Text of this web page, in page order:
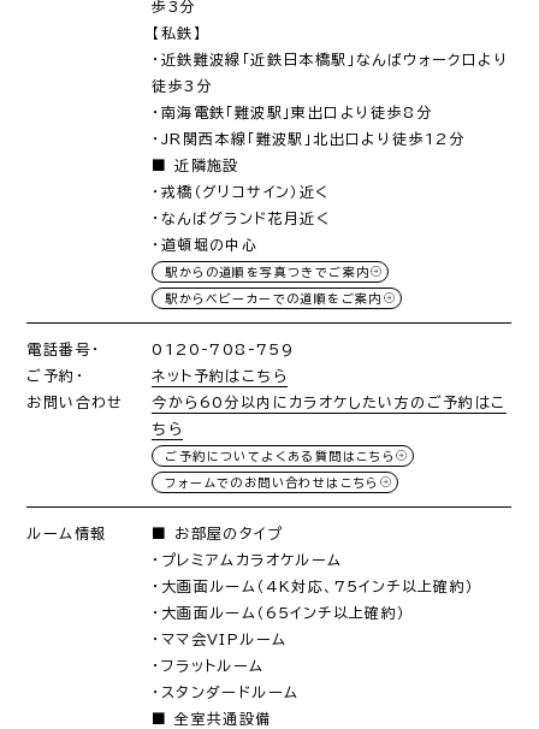
歩3分
【私鉄】
・近鉄難波線「近鉄日本橋駅」なんばウォーク口より
徒歩3分
・南海電鉄「難波駅」東出口より徒歩8分
・JR関西本線「難波駅」北出口より徒歩12分
■ 近隣施設
・戎橋（グリコサイン）近く
・なんばグランド花月近く
・道頓堀の中心
駅からの道順を写真つきでご案内
駅からベビーカーでの道順をご案内
電話番号・
ご予約・
お問い合わせ
0120-708-759
ネット予約はこちら
今から60分以内にカラオケしたい方のご予約はこ
ちら
ご予約についてよくある質問はこちら
フォームでのお問い合わせはこちら
ルーム情報
■ お部屋のタイプ
・プレミアムカラオケルーム
・大画面ルーム（4K対応、75インチ以上確約）
・大画面ルーム（65インチ以上確約）
・ママ会VIPルーム
・フラットルーム
・スタンダードルーム
■ 全室共通設備